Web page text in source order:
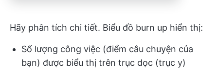
Hãy phân tích chi tiết. Biểu đồ burn up hiển thị:
Số lượng công việc (điểm câu chuyện của
bạn) được biểu thị trên trục dọc (trục y)